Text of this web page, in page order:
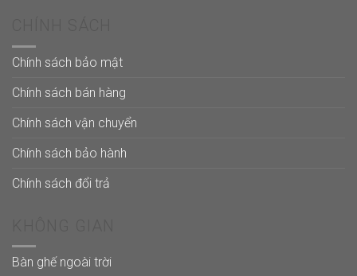
Chính sách bảo mật
Chính sách bán hàng
Chính sách vận chuyển
Chính sách bảo hành
Chính sách đổi trả
Bàn ghế ngoài trời